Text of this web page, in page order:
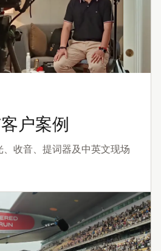
户案例
收音、提词器及中英文现场